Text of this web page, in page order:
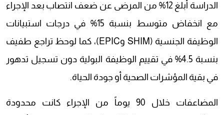
الدراسة أبلغ 12% من المرضى عن ضعف انتصاب بعد الإجراء
مع انخفاض متوسط بنسبة 15% في درجات استبيانات
الوظيفة الجنسية (SHIM وEPIC)، كما لوحظ تراجع طفيف
بنسبة 4.5% في تقييم الوظيفة البولية دون تسجيل تدهور
في بقية المؤشرات الصحية أو جودة الحياة.
المضاعفات خلال 90 يوماً من الإجراء كانت محدودة